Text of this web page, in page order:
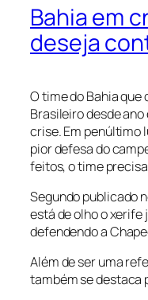
Bahia em
deseja
O time do Bahia
Brasileiro desde
crise. Em penúltimo
pior defesa do
feitos, o time
Segundo publicado
está de olho o xerife
defendendo a
Além de ser uma
também se destaca